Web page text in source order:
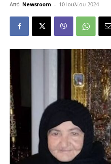
Από Newsroom - 10 Ιουλίου 2024